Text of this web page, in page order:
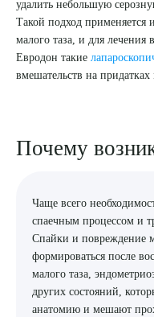
удалить небольшую
Такой подход применяется
малого таза, и для
Евродон такие
вмешательств на придатках
Почему
Чаще всего
спаечным процессом и
Спайки и повреждение
формироваться после
малого таза,
других состояний,
анатомию и мешают